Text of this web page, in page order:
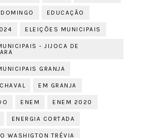
EDUCAÇÃO
ELEIÇÕES MUNICIPAIS
- JIJOCA DE
GRANJA
EM GRANJA
ENEM ENEM 2020
ENERGIA CORTADA
WASHIGTON TRÉVIA